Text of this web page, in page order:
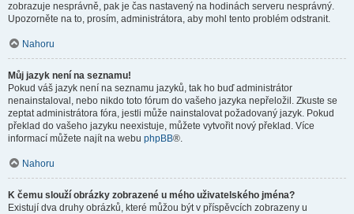
zobrazuje nesprávně, pak je čas nastavený na hodinách serveru nesprávný.
Upozorněte na to, prosím, administrátora, aby mohl tento problém odstranit.
Nahoru
Můj jazyk není na seznamu!
Pokud váš jazyk není na seznamu jazyků, tak ho buď administrátor
nenainstaloval, nebo nikdo toto fórum do vašeho jazyka nepřeložil. Zkuste se
zeptat administrátora fóra, jestli může nainstalovat požadovaný jazyk. Pokud
překlad do vašeho jazyku neexistuje, můžete vytvořit nový překlad. Více
informací můžete najít na webu phpBB®.
Nahoru
K čemu slouží obrázky zobrazené u mého uživatelského jména?
Existují dva druhy obrázků, které můžou být v příspěvcích zobrazeny u